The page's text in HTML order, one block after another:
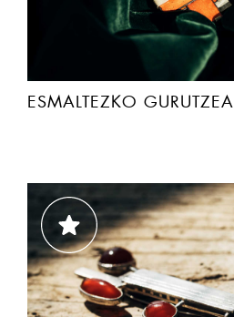
ESMALTEZKO GURUTZEA